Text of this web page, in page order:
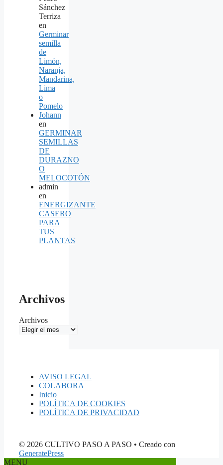
Sánchez
Terriza
en
Germinar
semilla
de
Limón,
Naranja,
Mandarina,
Lima
o
Pomelo
Johann
en
GERMINAR
SEMILLAS
DE
DURAZNO
O
MELOCOTÓN
admin
en
ENERGIZANTE
CASERO
PARA
TUS
PLANTAS
Archivos
Archivos
AVISO LEGAL
COLABORA
Inicio
POLÍTICA DE COOKIES
POLÍTICA DE PRIVACIDAD
© 2026 CULTIVO PASO A PASO • Creado con
GeneratePress
MENU